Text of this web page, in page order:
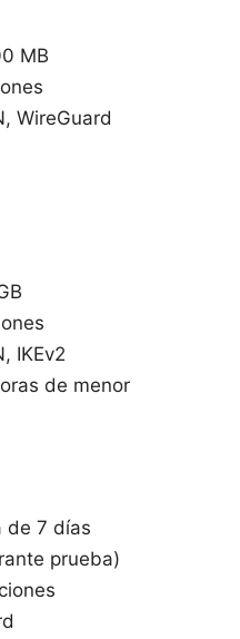
MB
WireGuard
IKEv2
de menor
de 7 días
prueba)